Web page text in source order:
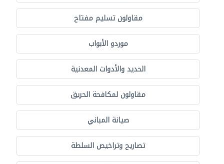
مقاولون تسليم مفتاح
موردو الأبواب
الحديد والأدوات المعدنية
مقاولون لمكافحة الحريق
صيانة المباني
تصاريح وتراخيص السلطة